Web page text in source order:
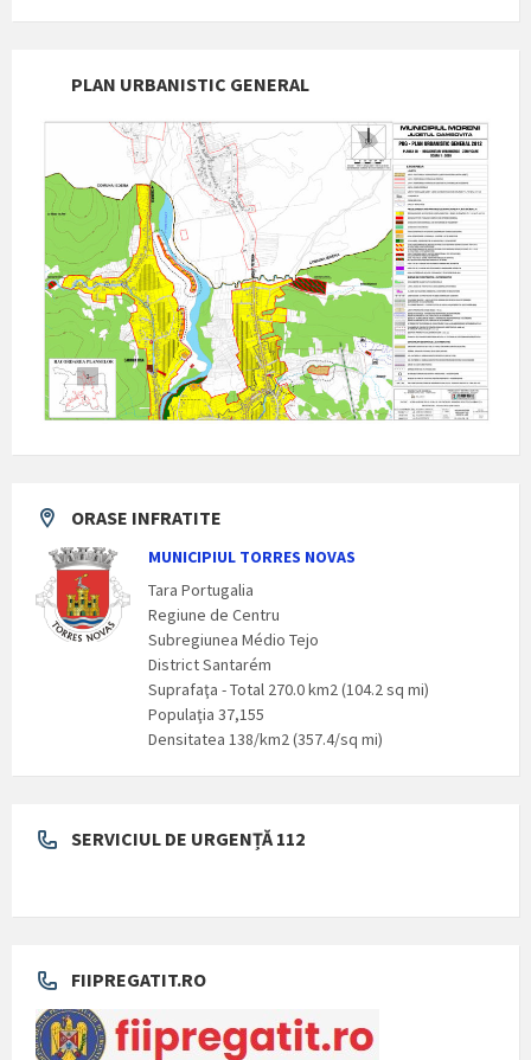
PLAN URBANISTIC GENERAL
ORASE INFRATITE
MUNICIPIUL TORRES NOVAS
Tara Portugalia
Regiune de Centru
Subregiunea Médio Tejo
District Santarém
Suprafaţa - Total 270.0 km2 (104.2 sq mi)
Populaţia 37,155
Densitatea 138/km2 (357.4/sq mi)
SERVICIUL DE URGENȚĂ 112
FIIPREGATIT.RO